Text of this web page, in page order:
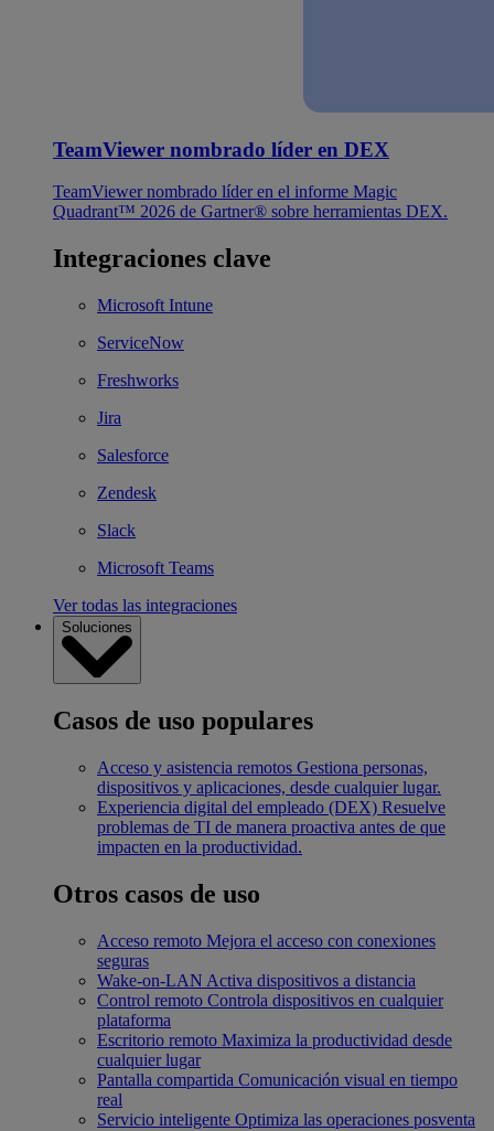
TeamViewer nombrado líder en DEX
TeamViewer nombrado líder en el informe Magic
Quadrant™ 2026 de Gartner® sobre herramientas DEX.
Integraciones clave
Microsoft Intune
ServiceNow
Freshworks
Jira
Salesforce
Zendesk
Slack
Microsoft Teams
Ver todas las integraciones
Soluciones
Casos de uso populares
Acceso y asistencia remotos Gestiona personas,
dispositivos y aplicaciones, desde cualquier lugar.
Experiencia digital del empleado (DEX) Resuelve
problemas de TI de manera proactiva antes de que
impacten en la productividad.
Otros casos de uso
Acceso remoto Mejora el acceso con conexiones
seguras
Wake-on-LAN Activa dispositivos a distancia
Control remoto Controla dispositivos en cualquier
plataforma
Escritorio remoto Maximiza la productividad desde
cualquier lugar
Pantalla compartida Comunicación visual en tiempo
real
Servicio inteligente Optimiza las operaciones posventa